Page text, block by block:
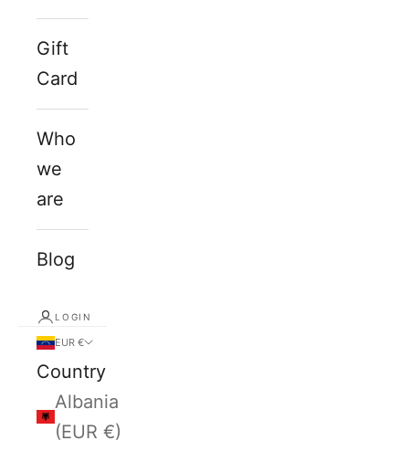
Gift
Card
Who
we
are
Blog
LOGIN
EUR €
Country
Albania
(EUR €)